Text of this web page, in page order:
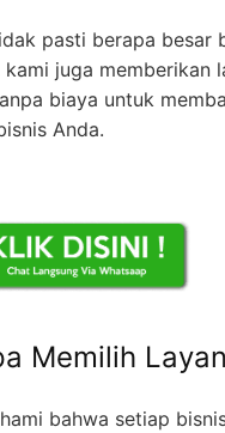
pasti berapa besar
juga memberikan
biaya untuk
Anda.
Memilih
bahwa setiap